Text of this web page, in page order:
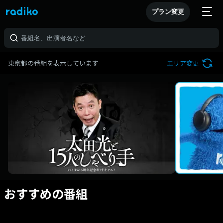
プラン変更
東京都の番組を表示しています エリア変更
おすすめの番組